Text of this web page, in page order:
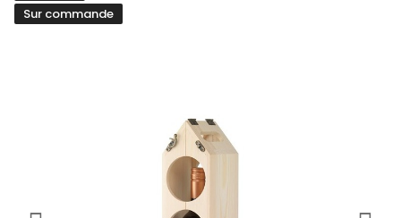
Sur commande